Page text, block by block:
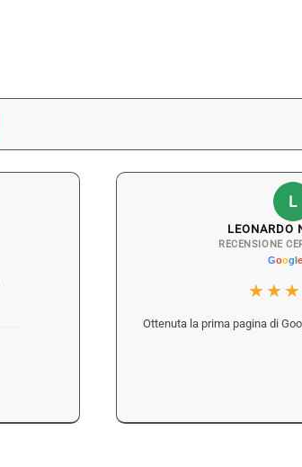
L
LEONARDO
RECENSIONE
Ottenuta la prima pagina di